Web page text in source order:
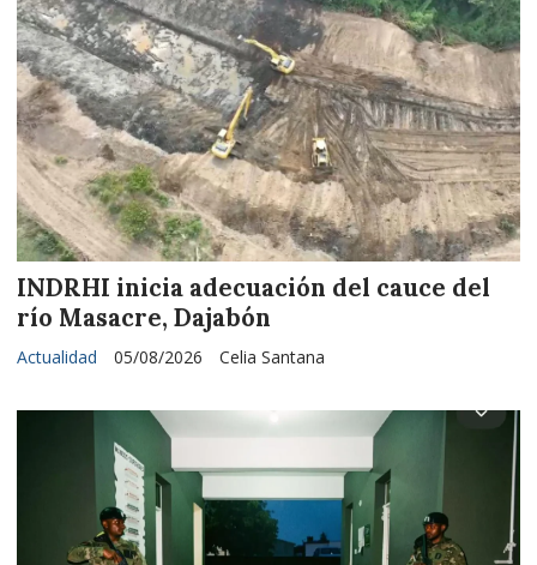
INDRHI inicia adecuación del cauce del
río Masacre, Dajabón
Celia Santana
Actualidad 05/08/2026